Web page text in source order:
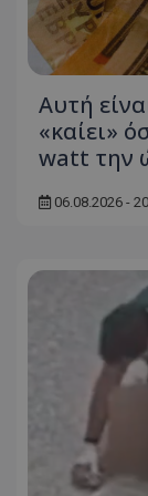
Αυτή
«καίει»
watt την
06.08.2026 -